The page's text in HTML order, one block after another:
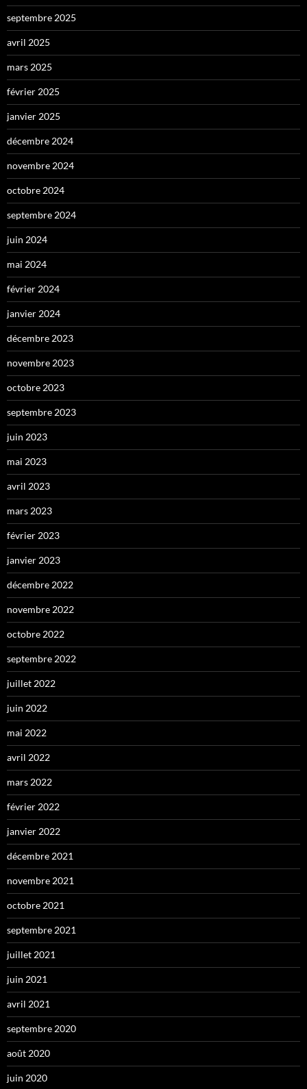
septembre 2025
avril 2025
mars 2025
février 2025
janvier 2025
décembre 2024
novembre 2024
octobre 2024
septembre 2024
juin 2024
mai 2024
février 2024
janvier 2024
décembre 2023
novembre 2023
octobre 2023
septembre 2023
juin 2023
mai 2023
avril 2023
mars 2023
février 2023
janvier 2023
décembre 2022
novembre 2022
octobre 2022
septembre 2022
juillet 2022
juin 2022
mai 2022
avril 2022
mars 2022
février 2022
janvier 2022
décembre 2021
novembre 2021
octobre 2021
septembre 2021
juillet 2021
juin 2021
avril 2021
septembre 2020
août 2020
juin 2020